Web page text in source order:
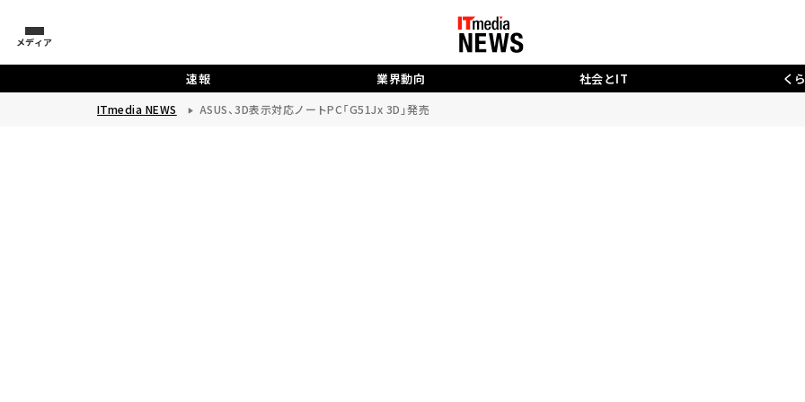
メディア
速報 業界動向 社会とIT く
ITmedia NEWS ASUS、3D表示対応ノートPC「G51Jx 3D」発売